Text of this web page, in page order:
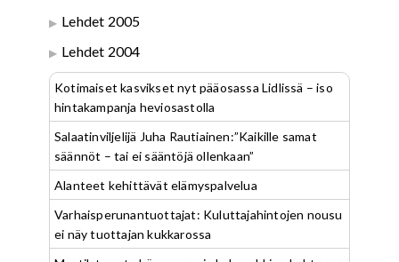
Lehdet 2005
Lehdet 2004
Kotimaiset kasvikset nyt pääosassa Lidlissä – iso
hintakampanja heviosastolla
Salaatinviljelijä Juha Rautiainen:”Kaikille samat
säännöt – tai ei sääntöjä ollenkaan”
Alanteet kehittävät elämyspalvelua
Varhaisperunantuottajat: Kuluttajahintojen nousu
ei näy tuottajan kukkarossa